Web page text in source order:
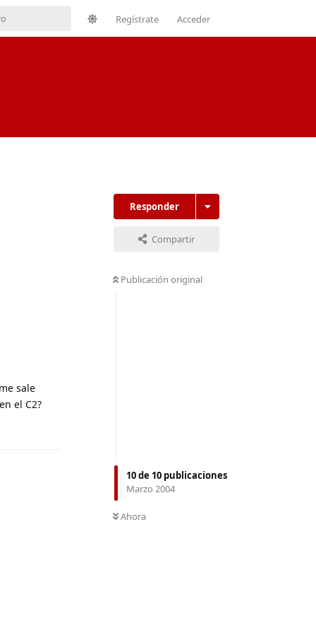
Regístrate Acceder
Responder
Compartir
Publicación original
10de 10 publicaciones
Marzo 2004
Ahora
sale
el C2?